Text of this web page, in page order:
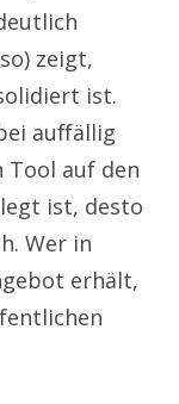
zeigt,
ist.
auffällig
auf den
ist, desto
Wer in
erhält,